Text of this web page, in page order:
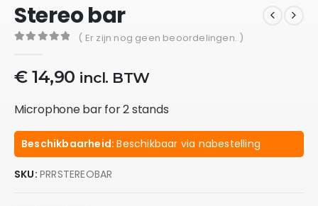
Stereo bar
( Er zijn nog geen beoordelingen. )
€14,90 incl. BTW
Microphone bar for 2 stands
Beschikbaarheid:Beschikbaar via nabestelling
SKU: PRRSTEREOBAR